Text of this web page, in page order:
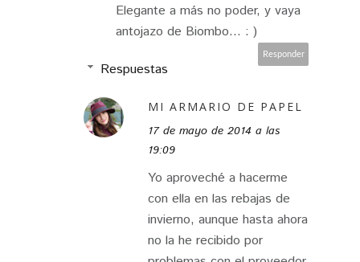
Elegante a más no poder, y vaya
antojazo de Biombo... : )
Responder
Respuestas
MI ARMARIO DE PAPEL
17 de mayo de 2014 a las
19:09
Yo aproveché a hacerme
con ella en las rebajas de
invierno, aunque hasta ahora
no la he recibido por